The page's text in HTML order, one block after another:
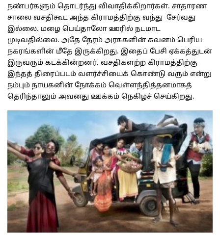
நண்பர்களும் தொடர்ந்து விவாதிக்கிறார்கள். சாதாரண
சாலை வசதிகூட அந்த கிராமத்திற்கு வந்து சேர்வது
இல்லை. மழை பெய்தாலோ ஊரில் நடமாட
முடிவதில்லை. அதே நேரம் அரசுகளின் கவனம் பெரிய
நகரங்களின் மீதே இருக்கிறது. இதைப் பேசி ஏக்கத்துடன்
இருவரும் கடக்கின்றனர். வசதிகளற்ற கிராமத்திற்கு
இந்தத் திரைப்படம் வளர்ச்சியைக் கொண்டு வரும் என்று
நம்பும் நாயகனின் நோக்கம் வெள்ளந்தித்தனமாகத்
தெரிந்தாலும் அவனது ஊக்கம் நெகிழச் செய்கிறது.